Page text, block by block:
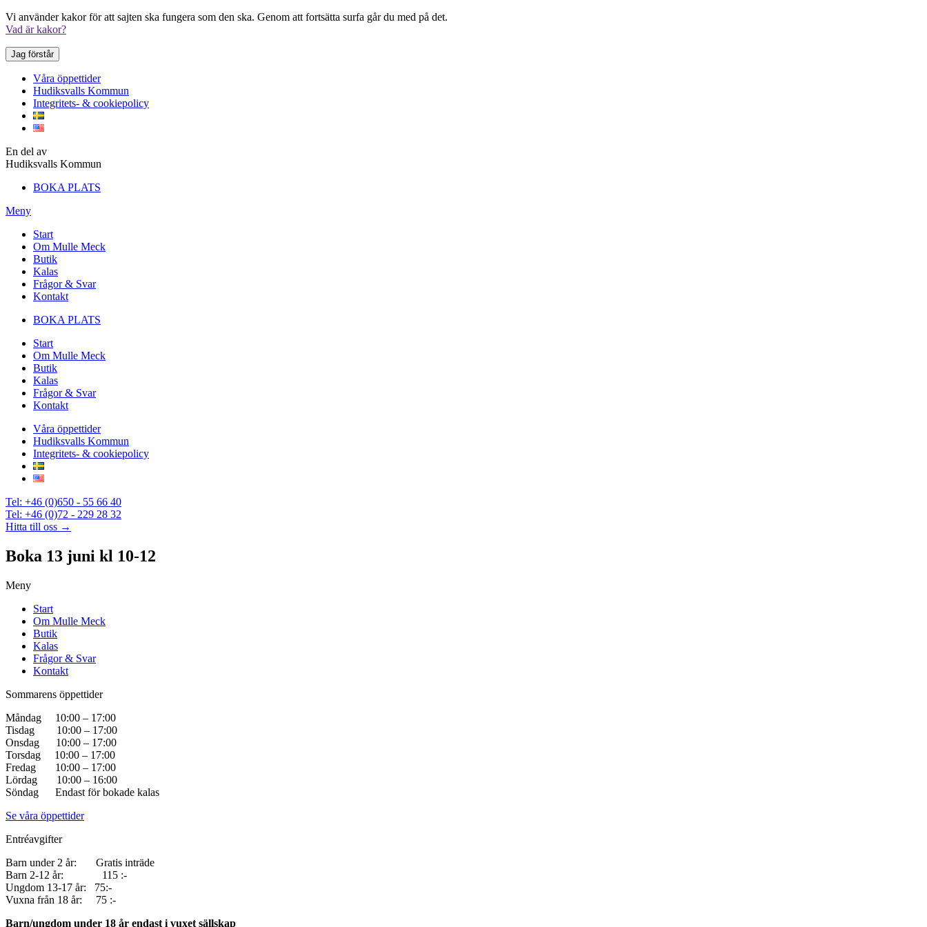
Vi använder kakor för att sajten ska fungera som den ska. Genom att fortsätta surfa går du med på det.
Vad är kakor?
Jag förstår
Våra öppettider
Hudiksvalls Kommun
Integritets- & cookiepolicy
En del av
Hudiksvalls Kommun
BOKA PLATS
Meny
Start
Om Mulle Meck
Butik
Kalas
Frågor & Svar
Kontakt
BOKA PLATS
Start
Om Mulle Meck
Butik
Kalas
Frågor & Svar
Kontakt
Våra öppettider
Hudiksvalls Kommun
Integritets- & cookiepolicy
Tel: +46 (0)650 - 55 66 40
Tel: +46 (0)72 - 229 28 32
Hitta till oss →
Boka 13 juni kl 10-12
Meny
Start
Om Mulle Meck
Butik
Kalas
Frågor & Svar
Kontakt
Sommarens öppettider
Måndag 10:00 – 17:00
Tisdag 10:00 – 17:00
Onsdag 10:00 – 17:00
Torsdag 10:00 – 17:00
Fredag 10:00 – 17:00
Lördag 10:00 – 16:00
Söndag Endast för bokade kalas
Se våra öppettider
Entréavgifter
Barn under 2 år: Gratis inträde
Barn 2-12 år: 115 :-
Ungdom 13-17 år: 75:-
Vuxna från 18 år: 75 :-
Barn/ungdom under 18 år endast i vuxet sällskap